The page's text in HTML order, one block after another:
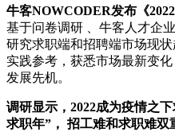
牛客NOWCODER发布《
基于问卷调研 、牛客人才企
研究求职端和招聘端市场现
实践参考，获悉市场最新变
发展先机。
调研显示 ，2022成为疫情之
求职年”， 招工难和求职难